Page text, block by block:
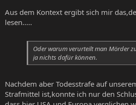
Aus dem Kontext ergibt sich mir
lesen.....
Oder warum verurteilt man Mörder
ja nichts dafür können.
Nachdem aber Todesstrafe auf
Strafmittel ist,konnte ich nur den